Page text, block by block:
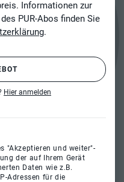
Informationen zur
PUR-Abos finden Sie
.
Hier anmelden
"Akzeptieren und weiter"-
der auf Ihrem Gerät
Daten wie z.B.
Adressen für die